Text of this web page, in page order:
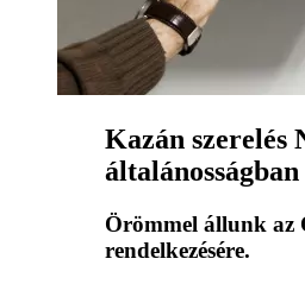
Kazán szerelés
általánosságban
Örömmel állunk az
rendelkezésére.